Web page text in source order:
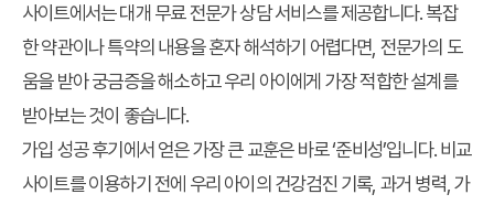
사이트에서는 대개 무료 전문가 상담 서비스를 제공합니다. 복잡
한 약관이나 특약의 내용을 혼자 해석하기 어렵다면, 전문가의 도
움을 받아 궁금증을 해소하고 우리 아이에게 가장 적합한 설계를
받아보는 것이 좋습니다.
가입 성공 후기에서 얻은 가장 큰 교훈은 바로 ‘준비성’입니다. 비교
사이트를 이용하기 전에 우리 아이의 건강검진 기록, 과거 병력, 가